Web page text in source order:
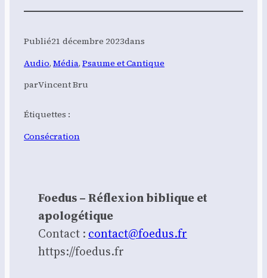
Publié21 décembre 2023dans
Audio, Média, Psaume et Cantique
parVincent Bru
Étiquettes :
Consécration
Foedus – Réflexion biblique et
apologétique
Contact : contact@foedus.fr
https://foedus.fr⁠